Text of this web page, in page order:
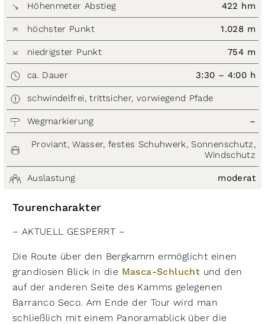
Höhenmeter Abstieg 422 hm
höchster Punkt 1.028 m
niedrigster Punkt 754 m
ca. Dauer 3:30 – 4:00 h
schwindelfrei, trittsicher, vorwiegend Pfade
Wegmarkierung –
Proviant, Wasser, festes Schuhwerk, Sonnenschutz,
Windschutz
Auslastung moderat
Tourencharakter
– AKTUELL GESPERRT –
Die Route über den Bergkamm ermöglicht einen
grandiosen Blick in die Masca-Schlucht und den
auf der anderen Seite des Kamms gelegenen
Barranco Seco. Am Ende der Tour wird man
schließlich mit einem Panoramablick über die